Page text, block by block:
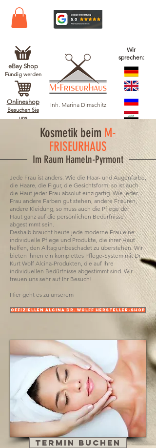
eBay Shop
Fündig werden
Onlineshop
Besuchen Sie
uns
Inh. Marina Dimschitz
Wir
sprechen:
Kosmetik beim M-
FRISEURHAUS
Im Raum Hameln-Pyrmont
Jede Frau ist anders. Wie die Haar- und Augenfarbe,
die Haare, die Figur, die Gesichtsform, so ist auch
die Haut jeder Frau absolut einzigartig. Wie jeder
Frau andere Farben gut stehen, andere Frisuren,
andere Kleidung, so muss auch die Pflege der
Haut ganz auf die persönlichen Bedürfnisse
abgestimmt sein.
Deshalb braucht heute jede moderne Frau eine
individuelle Pflege und Produkte, die ihrer Haut
helfen, den Alltag unbeschadet zu überstehen. Wir
bieten Ihnen ein komplettes Pflege-System mit Dr.
Kurt Wolf Alcina-Produkten, die auf Ihre
individuellen Bedürfnisse abgestimmt sind. Wir
freuen uns sehr auf Ihr Besuch!
Hier geht es zu unserem
offiziellen ALCINA Dr. Wolff Hersteller-SHOP
TERMIN BUCHEN